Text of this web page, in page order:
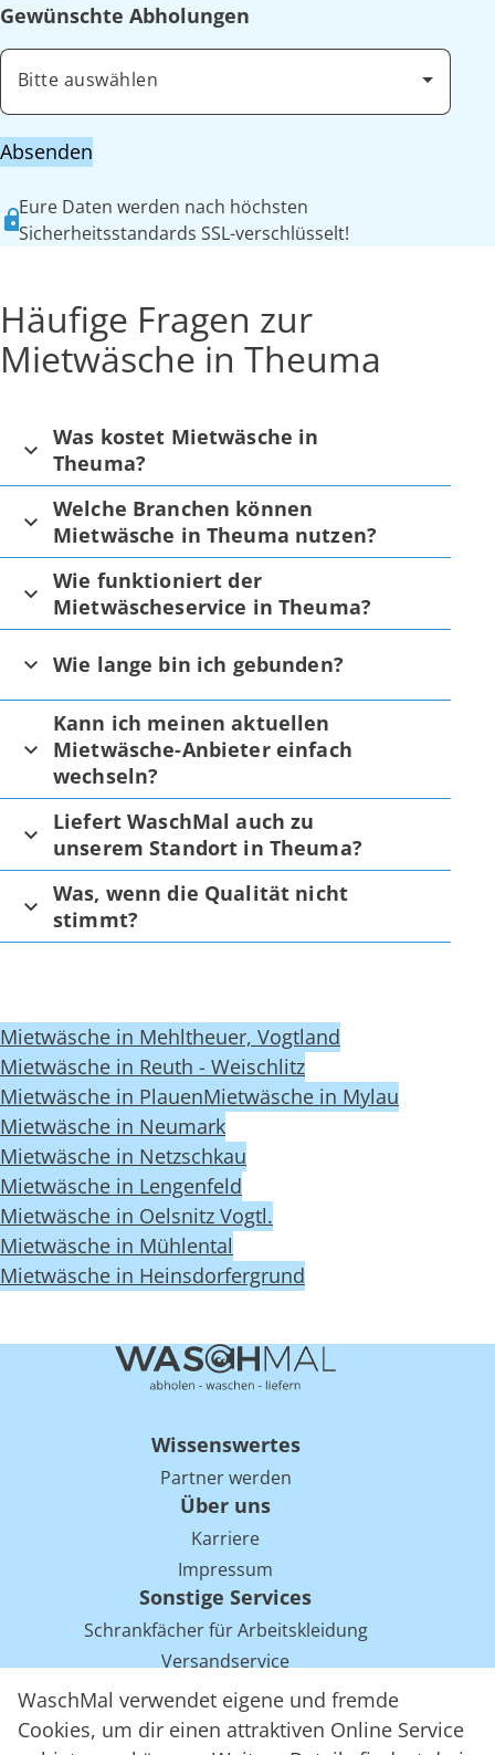
WaschMal verwendet eigene und fremde
Cookies, um dir einen attraktiven Online Service
Gewünschte Abholungen
Bitte auswählen
Absenden
Eure Daten werden nach höchsten
Sicherheitsstandards SSL-verschlüsselt!
Häufige Fragen zur
Mietwäsche in Theuma
Was kostet Mietwäsche in
Theuma?
Welche Branchen können
Mietwäsche in Theuma nutzen?
Wie funktioniert der
Mietwäscheservice in Theuma?
Wie lange bin ich gebunden?
Kann ich meinen aktuellen
Mietwäsche-Anbieter einfach
wechseln?
Liefert WaschMal auch zu
unserem Standort in Theuma?
Was, wenn die Qualität nicht
stimmt?
Mietwäsche in Mehltheuer, Vogtland
Mietwäsche in Reuth - Weischlitz
Mietwäsche in PlauenMietwäsche in Mylau
Mietwäsche in Neumark
Mietwäsche in Netzschkau
Mietwäsche in Lengenfeld
Mietwäsche in Oelsnitz Vogtl.
Mietwäsche in Mühlental
Mietwäsche in Heinsdorfergrund
Wissenswertes
Partner werden
Über uns
Karriere
Impressum
Sonstige Services
Schrankfächer für Arbeitskleidung
Versandservice
Einsparpotentiale für Mietwäsche bei Arbeitskleidung
Arbeitskleidung Tracking mit RFID